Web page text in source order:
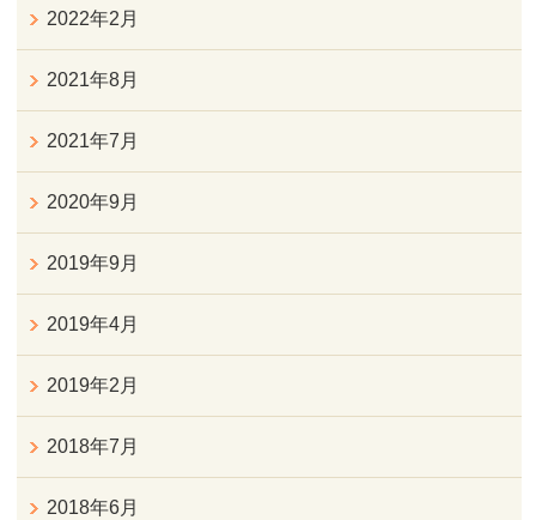
2022年2月
2021年8月
2021年7月
2020年9月
2019年9月
2019年4月
2019年2月
2018年7月
2018年6月